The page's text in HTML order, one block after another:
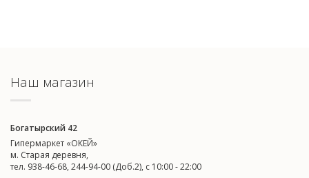
Наш магазин
Богатырский 42
Гипермаркет «ОКЕЙ»
м. Старая деревня,
тел. 938-46-68, 244-94-00 (Доб.2), c 10:00 - 22:00